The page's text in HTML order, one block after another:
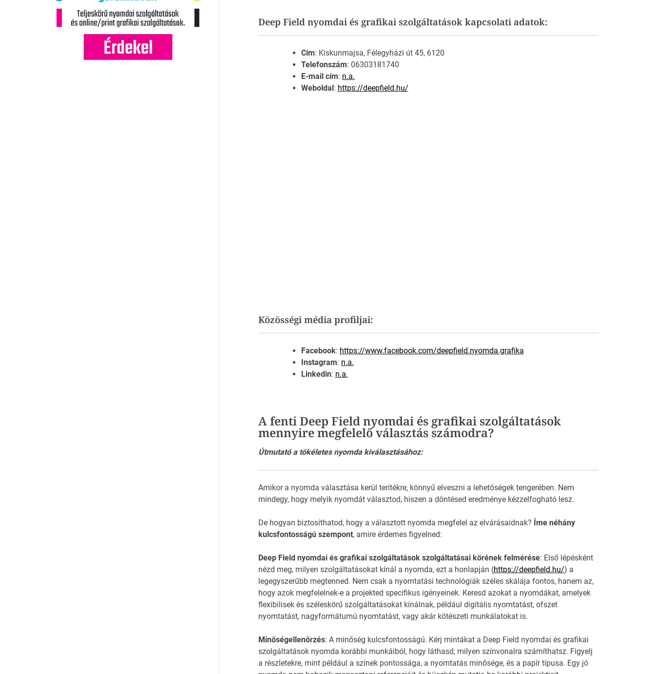
Deep Field nyomdai és grafikai szolgáltatások kapcsolati adatok:
Cím: Kiskunmajsa, Félegyházi út 45, 6120
Telefonszám: 06303181740
E-mail cím: n.a.
Weboldal: https://deepfield.hu/
Közösségi média profiljai:
Facebook: https://www.facebook.com/deepfield.nyomda.grafika
Instagram: n.a.
Linkedin: n.a.
A fenti Deep Field nyomdai és grafikai szolgáltatások
mennyire megfelelő választás számodra?
Útmutató a tökéletes nyomda kiválasztásához:
Amikor a nyomda választása kerül terítékre, könnyű elveszni a lehetőségek tengerében. Nem
mindegy, hogy melyik nyomdát választod, hiszen a döntésed eredménye kézzelfogható lesz.
De hogyan biztosíthatod, hogy a választott nyomda megfelel az elvárásaidnak? Íme néhány
kulcsfontosságú szempont, amire érdemes figyelned:
Deep Field nyomdai és grafikai szolgáltatások szolgáltatásai körének felmérése: Első lépésként
nézd meg, milyen szolgáltatásokat kínál a nyomda, ezt a honlapján (https://deepfield.hu/) a
legegyszerűbb megtenned. Nem csak a nyomtatási technológiák széles skálája fontos, hanem az,
hogy azok megfelelnek-e a projekted specifikus igényeinek. Keresd azokat a nyomdákat, amelyek
flexibilisek és széleskörű szolgáltatásokat kínálnak, például digitális nyomtatást, ofszet
nyomtatást, nagyformátumú nyomtatást, vagy akár kötészeti munkálatokat is.
Minőségellenőrzés: A minőség kulcsfontosságú. Kérj mintákat a Deep Field nyomdai és grafikai
szolgáltatások nyomda korábbi munkáiból, hogy láthasd, milyen színvonalra számíthatsz. Figyelj
a részletekre, mint például a színek pontossága, a nyomtatás minősége, és a papír típusa. Egy jó